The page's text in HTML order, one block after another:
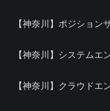
【神奈川】ポジショ
【神奈川】システムエ
【神奈川】クラウド